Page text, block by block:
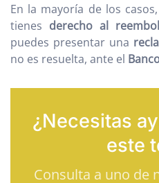
En la mayoría de los
tienes derecho al
puedes presentar una
no es resuelta, ante el
¿Necesitas
este
Consulta a uno de